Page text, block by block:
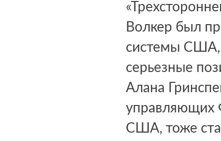
Волкер был
системы США,
серьезные
Алана
управляющих
США, тоже